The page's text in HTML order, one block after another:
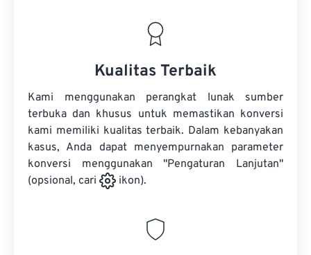
Kualitas Terbaik
Kami menggunakan perangkat lunak sumber
terbuka dan khusus untuk memastikan konversi
kami memiliki kualitas terbaik. Dalam kebanyakan
kasus, Anda dapat menyempurnakan parameter
konversi menggunakan "Pengaturan Lanjutan"
(opsional, cari
ikon).